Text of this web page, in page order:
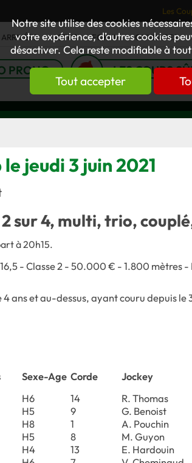
Notre site utilise des cookies
votre expérience, d’autres cookies
désactiver. Cela reste modifiable à
Tout accepter
Les
ARRIVÉES ACTUS FORUM OUVRAGES
PRONO LES COUPS
jeudi 3 juin 2021
sur 4, multi, trio,
à 20h15.
- Classe 2 - 50.000 € - 1.800 mètres
ans et au-dessus, ayant couru depuis le
Sexe-Age Corde Jockey
H6 14 R. Thomas
H5 9 G. Benoist
H8 1 A. Pouchin
H5 8 M. Guyon
H4 13 E. Hardouin